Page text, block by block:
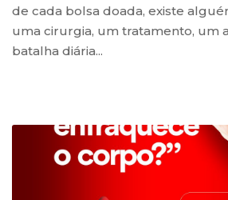
de cada bolsa doada, existe
uma cirurgia, um tratamento, um
batalha diária...